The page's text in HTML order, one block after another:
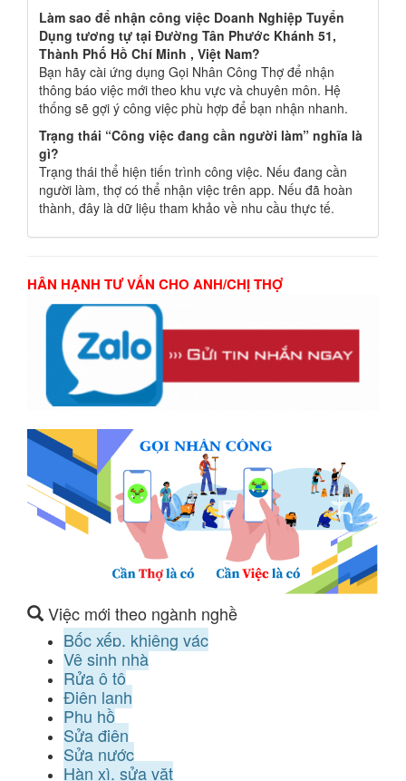
Làm sao để nhận công việc Doanh Nghiệp Tuyển
Dụng tương tự tại Đường Tân Phước Khánh 51,
Thành Phố Hồ Chí Minh , Việt Nam?
Bạn hãy cài ứng dụng Gọi Nhân Công Thợ để nhận
thông báo việc mới theo khu vực và chuyên môn. Hệ
thống sẽ gợi ý công việc phù hợp để bạn nhận nhanh.
Trạng thái “Công việc đang cần người làm” nghĩa là
gì?
Trạng thái thể hiện tiến trình công việc. Nếu đang cần
người làm, thợ có thể nhận việc trên app. Nếu đã hoàn
thành, đây là dữ liệu tham khảo về nhu cầu thực tế.
HÂN HẠNH TƯ VẤN CHO ANH/CHỊ THỢ
Việc mới theo ngành nghề
Bốc xếp, khiêng vác
Vệ sinh nhà
Rửa ô tô
Điện lạnh
Phụ hồ
Sửa điện
Sửa nước
Hàn xì, sửa vặt